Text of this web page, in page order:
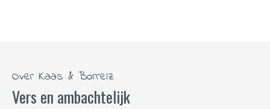
Over Kaas & Borrelz
Vers en ambachtelijk